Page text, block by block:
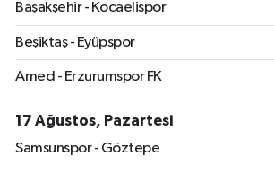
Başakşehir - Kocaelispor
Beşiktaş - Eyüpspor
Amed - Erzurumspor FK
17 Ağustos, Pazartesi
Samsunspor - Göztepe